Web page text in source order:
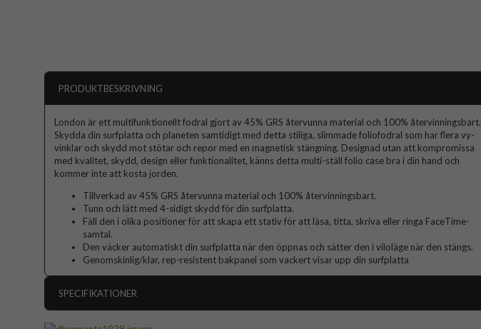
PRODUKTBESKRIVNING
London är ett multifunktionellt fodral gjort av 45% GRS återvunna material och 100% återvinningsbart.
Skydda din surfplatta och planeten samtidigt med detta stiliga, slimmade foliofodral som har flera vy-
vinklar och skydd mot stötar och repor med en magnetisk stängning. Designad utan att kompromissa
med kvalitet, skydd, design eller funktionalitet, känns detta multi-ställ folio case bra i din hand och
kommer inte att kosta jorden.
Tillverkad av 45% GRS återvunna material och 100% återvinningsbart.
Tunn och lätt med 4-sidigt skydd för din surfplatta.
Fäll den i olika positioner för att skapa ett stativ för att läsa, titta, skriva eller ringa FaceTime-
samtal.
Den väcker automatiskt din surfplatta när den öppnas och sätter den i viloläge när den stängs.
Genomskinlig/klar, rep-resistent bakpanel som vackert visar upp din surfplatta
SPECIFIKATIONER